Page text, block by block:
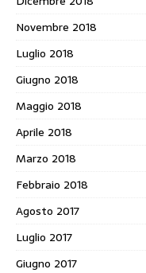
Novembre 2018
Luglio 2018
Giugno 2018
Maggio 2018
Aprile 2018
Marzo 2018
Febbraio 2018
Agosto 2017
Luglio 2017
Giugno 2017